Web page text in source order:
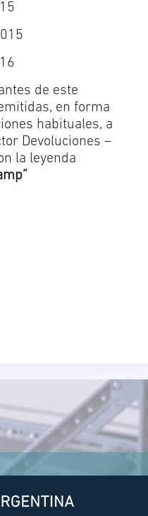
de este
en forma
habituales, a
Devoluciones –
la leyenda